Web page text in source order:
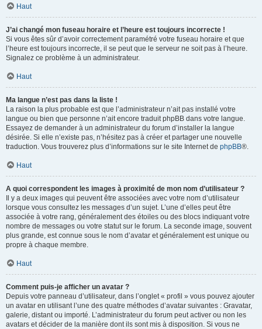
Haut
J’ai changé mon fuseau horaire et l’heure est toujours incorrecte !
Si vous êtes sûr d’avoir correctement paramétré votre fuseau horaire et que
l’heure est toujours incorrecte, il se peut que le serveur ne soit pas à l’heure.
Signalez ce problème à un administrateur.
Haut
Ma langue n’est pas dans la liste !
La raison la plus probable est que l’administrateur n’ait pas installé votre
langue ou bien que personne n’ait encore traduit phpBB dans votre langue.
Essayez de demander à un administrateur du forum d’installer la langue
désirée. Si elle n’existe pas, n’hésitez pas à créer et partager une nouvelle
traduction. Vous trouverez plus d’informations sur le site Internet de phpBB®.
Haut
A quoi correspondent les images à proximité de mon nom d’utilisateur ?
Il y a deux images qui peuvent être associées avec votre nom d’utilisateur
lorsque vous consultez les messages d’un sujet. L’une d’elles peut être
associée à votre rang, généralement des étoiles ou des blocs indiquant votre
nombre de messages ou votre statut sur le forum. La seconde image, souvent
plus grande, est connue sous le nom d’avatar et généralement est unique ou
propre à chaque membre.
Haut
Comment puis-je afficher un avatar ?
Depuis votre panneau d’utilisateur, dans l’onglet « profil » vous pouvez ajouter
un avatar en utilisant l’une des quatre méthodes d’avatar suivantes : Gravatar,
galerie, distant ou importé. L’administrateur du forum peut activer ou non les
avatars et décider de la manière dont ils sont mis à disposition. Si vous ne